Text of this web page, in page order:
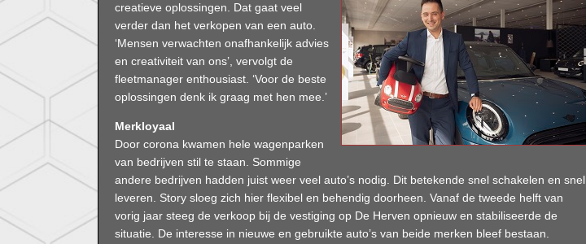
creatieve oplossingen. Dat gaat veel
verder dan het verkopen van een auto.
‘Mensen verwachten onafhankelijk advies
en creativiteit van ons’, vervolgt de
fleetmanager enthousiast. ‘Voor de beste
oplossingen denk ik graag met hen mee.’
Merkloyaal
Door corona kwamen hele wagenparken
van bedrijven stil te staan. Sommige
andere bedrijven hadden juist weer veel auto’s nodig. Dit betekende snel schakelen en snel
leveren. Story sloeg zich hier flexibel en behendig doorheen. Vanaf de tweede helft van
vorig jaar steeg de verkoop bij de vestiging op De Herven opnieuw en stabiliseerde de
situatie. De interesse in nieuwe en gebruikte auto’s van beide merken bleef bestaan.